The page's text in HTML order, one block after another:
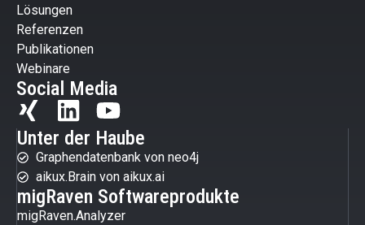
Lösungen
Referenzen
Publikationen
Webinare
Social Media
Unter der Haube
Graphendatenbank von neo4j
aikux.Brain von aikux.ai
migRaven Softwareprodukte
migRaven.Analyzer